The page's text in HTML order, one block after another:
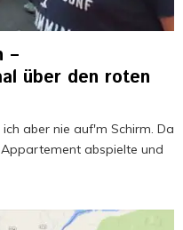
–
über den roten
aber nie auf'm Schirm. Da
abspielte und